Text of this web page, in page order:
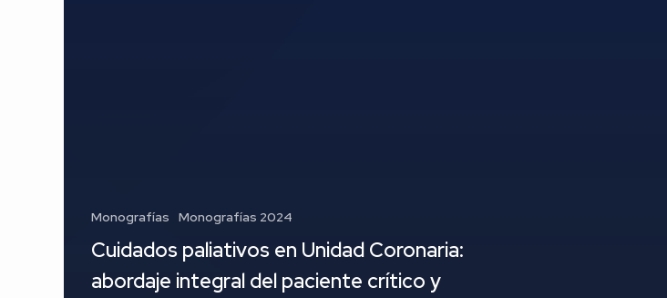
Monografías Monografías 2024
Cuidados paliativos en Unidad Coronaria:
abordaje integral del paciente crítico y